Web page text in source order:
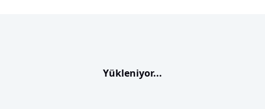
Yükleniyor...